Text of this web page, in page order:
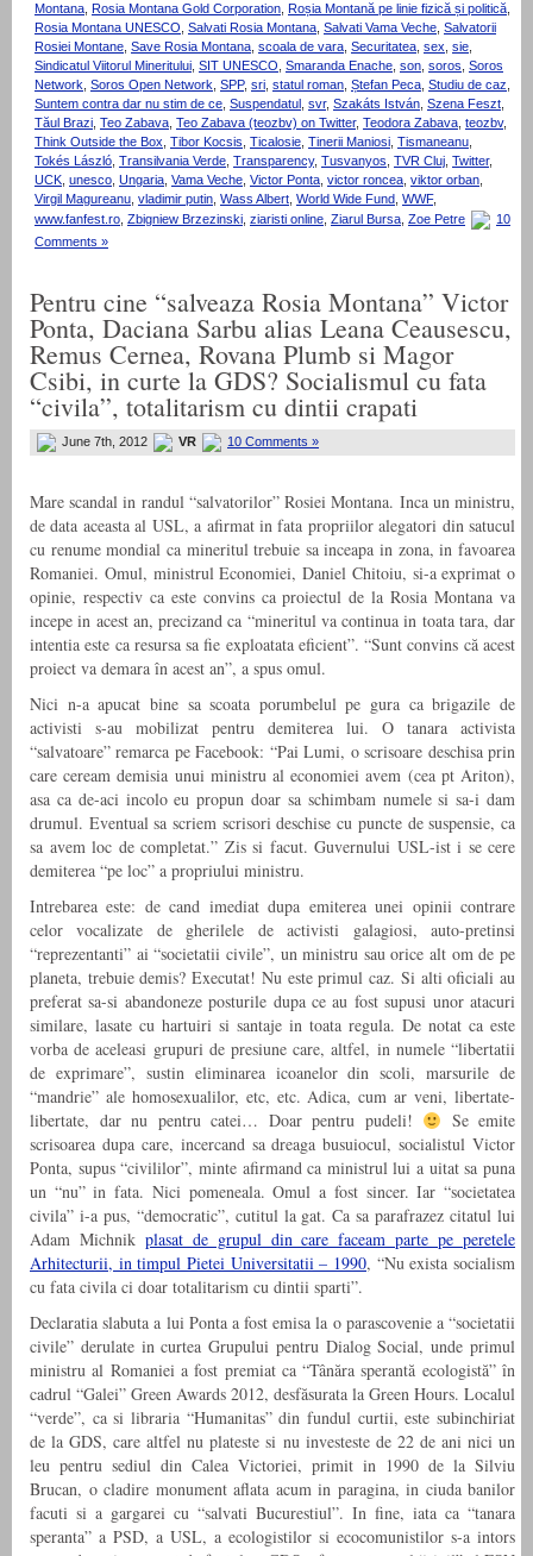
Montana, Rosia Montana Gold Corporation, Roșia Montană pe linie fizică și politică,
Rosia Montana UNESCO, Salvati Rosia Montana, Salvati Vama Veche, Salvatorii
Rosiei Montane, Save Rosia Montana, scoala de vara, Securitatea, sex, sie,
Sindicatul Viitorul Mineritului, SIT UNESCO, Smaranda Enache, son, soros, Soros
Network, Soros Open Network, SPP, sri, statul roman, Ștefan Peca, Studiu de caz,
Suntem contra dar nu stim de ce, Suspendatul , svr, Szakáts István, Szena Feszt,
Tăul Brazi, Teo Zabava, Teo Zabava (teozbv) on Twitter, Teodora Zabava, teozbv,
Think Outside the Box, Tibor Kocsis, Ticalosie, Tinerii Maniosi, Tismaneanu,
Tokés László, Transilvania Verde, Transparency, Tusvanyos, TVR Cluj, Twitter,
UCK, unesco, Ungaria, Vama Veche, Victor Ponta, victor roncea, viktor orban,
Virgil Magureanu, vladimir putin, Wass Albert, World Wide Fund, WWF,
www.fanfest.ro Zbigniew Brzezinski ziaristi online Ziarul Bursa Zoe Petre
10
Comments »
Pentru cine “salveaza Rosia Montana” Victor
Ponta, Daciana Sarbu alias Leana Ceausescu,
Remus Cernea, Rovana Plumb si Magor
Csibi, in curte la GDS? Socialismul cu fata
“civila”, totalitarism cu dintii crapati
June 7th, 2012 VR 10 Comments »
Mare scandal in randul “salvatorilor” Rosiei Montana. Inca un ministru,
de data aceasta al USL, a afirmat in fata propriilor alegatori din satucul
cu renume mondial ca mineritul trebuie sa inceapa in zona, in favoarea
Romaniei. Omul, ministrul Economiei, Daniel Chitoiu, si-a exprimat o
opinie, respectiv ca este convins ca proiectul de la Rosia Montana va
incepe in acest an, precizand ca “mineritul va continua in toata tara, dar
intentia este ca resursa sa fie exploatata eficient”. “Sunt convins că acest
proiect va demara în acest an”, a spus omul.
Nici n-a apucat bine sa scoata porumbelul pe gura ca brigazile de
activisti s-au mobilizat pentru demiterea lui. O tanara activista
“salvatoare” remarca pe Facebook: “Pai Lumi, o scrisoare deschisa prin
care ceream demisia unui ministru al economiei avem (cea pt Ariton),
asa ca de-aci incolo eu propun doar sa schimbam numele si sa-i dam
drumul. Eventual sa scriem scrisori deschise cu puncte de suspensie, ca
sa avem loc de completat.” Zis si facut. Guvernului USL-ist i se cere
demiterea “pe loc” a propriului ministru.
Intrebarea este: de cand imediat dupa emiterea unei opinii contrare
celor vocalizate de gherilele de activisti galagiosi, auto-pretinsi
“reprezentanti” ai “societatii civile”, un ministru sau orice alt om de pe
planeta, trebuie demis? Executat! Nu este primul caz. Si alti oficiali au
preferat sa-si abandoneze posturile dupa ce au fost supusi unor atacuri
similare, lasate cu hartuiri si santaje in toata regula. De notat ca este
vorba de aceleasi grupuri de presiune care, altfel, in numele “libertatii
de exprimare”, sustin eliminarea icoanelor din scoli, marsurile de
“mandrie” ale homosexualilor, etc, etc. Adica, cum ar veni, libertate-
libertate, dar nu pentru catei… Doar pentru pudeli!
Se emite
scrisoarea dupa care, incercand sa dreaga busuiocul, socialistul Victor
Ponta, supus “civililor”, minte afirmand ca ministrul lui a uitat sa puna
un “nu” in fata. Nici pomeneala. Omul a fost sincer. Iar “societatea
civila” i-a pus, “democratic”, cutitul la gat. Ca sa parafrazez citatul lui
Adam Michnik plasat de grupul din care faceam parte pe peretele
Arhitecturii, in timpul Pietei Universitatii – 1990, “Nu exista socialism
cu fata civila ci doar totalitarism cu dintii sparti”.
Declaratia slabuta a lui Ponta a fost emisa la o parascovenie a “societatii
civile” derulate in curtea Grupului pentru Dialog Social, unde primul
ministru al Romaniei a fost premiat ca “Tânăra sperantă ecologistă” în
cadrul “Galei” Green Awards 2012, desfăsurata la Green Hours. Localul
“verde”, ca si libraria “Humanitas” din fundul curtii, este subinchiriat
de la GDS, care altfel nu plateste si nu investeste de 22 de ani nici un
leu pentru sediul din Calea Victoriei, primit in 1990 de la Silviu
Brucan, o cladire monument aflata acum in paragina, in ciuda banilor
facuti si a gargarei cu “salvati Bucurestiul”. In fine, iata ca “tanara
speranta” a PSD, a USL, a ecologistilor si ecocomunistilor s-a intors